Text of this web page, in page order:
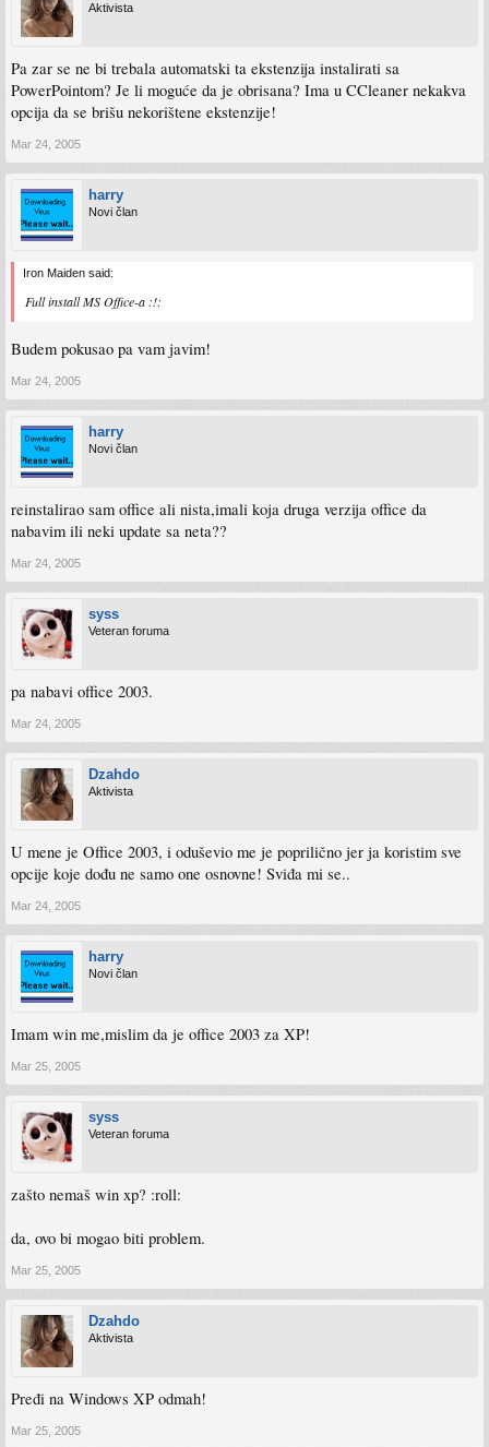
Aktivista
Pa zar se ne bi trebala automatski ta ekstenzija instalirati sa
PowerPointom? Je li moguće da je obrisana? Ima u CCleaner nekakva
opcija da se brišu nekorištene ekstenzije!
Mar 24, 2005
harry
Novi član
Iron Maiden said:
Full install MS Office-a :!:
Budem pokusao pa vam javim!
Mar 24, 2005
harry
Novi član
reinstalirao sam office ali nista,imali koja druga verzija office da
nabavim ili neki update sa neta??
Mar 24, 2005
syss
Veteran foruma
pa nabavi office 2003.
Mar 24, 2005
Dzahdo
Aktivista
U mene je Office 2003, i oduševio me je poprilično jer ja koristim sve
opcije koje dođu ne samo one osnovne! Sviđa mi se..
Mar 24, 2005
harry
Novi član
Imam win me,mislim da je office 2003 za XP!
Mar 25, 2005
syss
Veteran foruma
zašto nemaš win xp? :roll:
da, ovo bi mogao biti problem.
Mar 25, 2005
Dzahdo
Aktivista
Pređi na Windows XP odmah!
Mar 25, 2005